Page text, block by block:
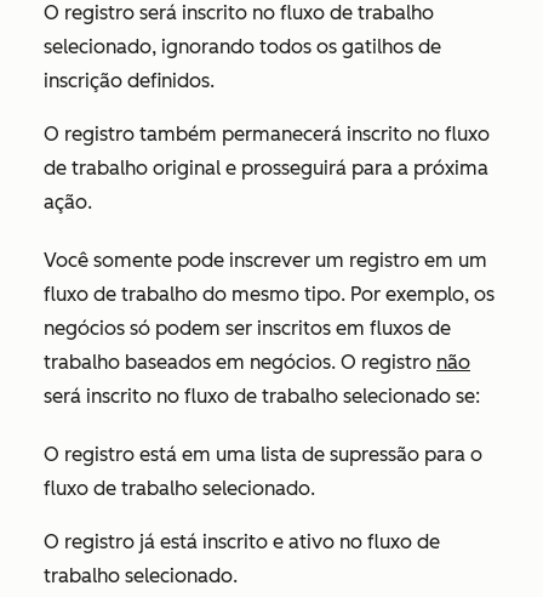
O registro será inscrito no fluxo de trabalho
selecionado, ignorando todos os gatilhos de
inscrição definidos.
O registro também permanecerá inscrito no fluxo
de trabalho original e prosseguirá para a próxima
ação.
Você somente pode inscrever um registro em um
fluxo de trabalho do mesmo tipo. Por exemplo, os
negócios só podem ser inscritos em fluxos de
trabalho baseados em negócios. O registro não
será inscrito no fluxo de trabalho selecionado se:
O registro está em uma lista de supressão para o
fluxo de trabalho selecionado.
O registro já está inscrito e ativo no fluxo de
trabalho selecionado.